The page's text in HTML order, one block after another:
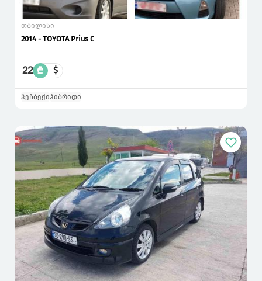
თბილისი
2014 - TOYOTA Prius C
22 ₾ $
ჰეჩბექიჰიბრიდი